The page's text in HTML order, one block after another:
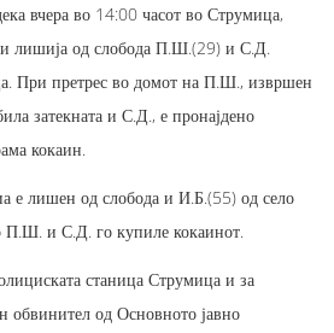
вчера во 14:00 часот во Струмица,
лишија од слобода П.Ш.(29) и С.Д.
При претрес во домот на П.Ш., извршен
затекната и С.Д., е пронајдено
кокаин.
е лишен од слобода и И.Б.(55) од село
П.Ш. и С.Д. го купиле кокаинот.
станица Струмица и за
обвинител од Основното јавно